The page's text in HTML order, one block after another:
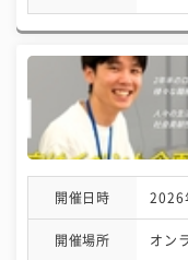
開催日時 2026
開催場所 オン